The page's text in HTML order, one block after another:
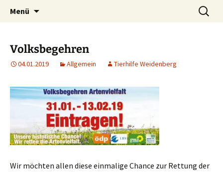
Tierhilfe
Weidenberg und Umgebung e.V.
Menü
Suchen
nach:
Volksbegehren
04.01.2019 Allgemein Tierhilfe Weidenberg
Wir möchten allen diese einmalige Chance zur Rettung der